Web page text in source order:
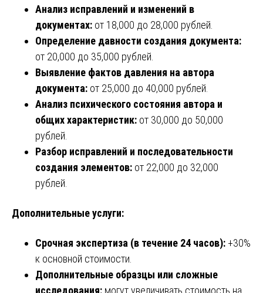
Анализ исправлений и изменений в
документах: от 18,000 до 28,000 рублей.
Определение давности создания документа:
от 20,000 до 35,000 рублей.
Выявление фактов давления на автора
документа: от 25,000 до 40,000 рублей.
Анализ психического состояния автора и
общих характеристик: от 30,000 до 50,000
рублей.
Разбор исправлений и последовательности
создания элементов: от 22,000 до 32,000
рублей.
Дополнительные услуги:
Срочная экспертиза (в течение 24 часов): +30%
к основной стоимости.
Дополнительные образцы или сложные
исследования: могут увеличивать стоимость на